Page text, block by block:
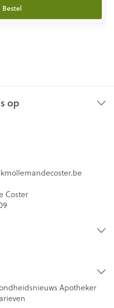
Bestel
op
Coster
Apotheker